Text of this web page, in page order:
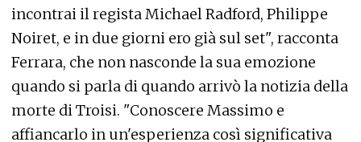
incontrai il regista Michael Radford, Philippe
Noiret, e in due giorni ero già sul set", racconta
Ferrara, che non nasconde la sua emozione
quando si parla di quando arrivò la notizia della
morte di Troisi. "Conoscere Massimo e
affiancarlo in un'esperienza così significativa